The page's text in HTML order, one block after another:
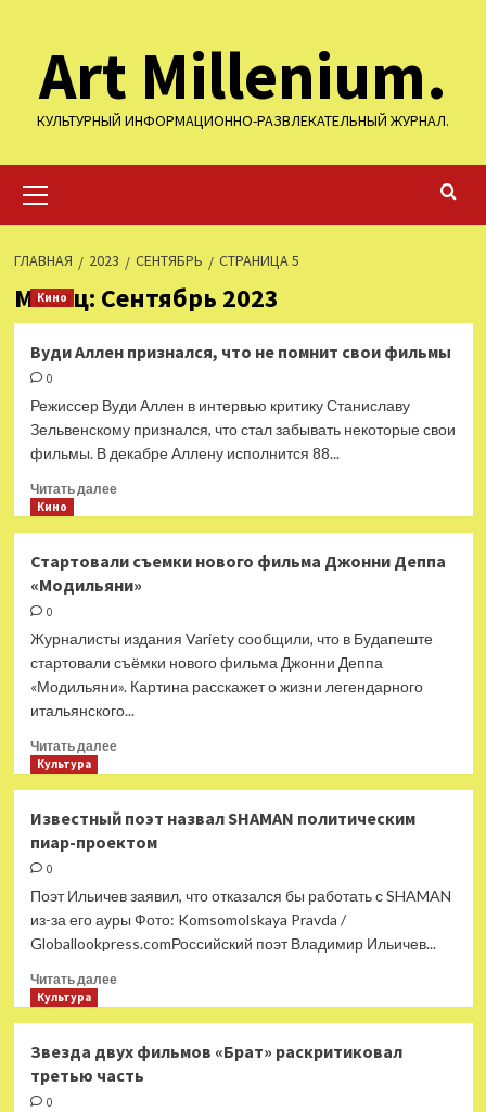
содержимому
Art Millenium.
КУЛЬТУРНЫЙ ИНФОРМАЦИОННО-РАЗВЛЕКАТЕЛЬНЫЙ ЖУРНАЛ.
меню
ГЛАВНАЯ 2023 СЕНТЯБРЬ СТРАНИЦА 5
Месяц: Сентябрь 2023
Кино
Вуди Аллен признался, что не помнит свои фильмы
0
Режиссер Вуди Аллен в интервью критику Станиславу
Зельвенскому признался, что стал забывать некоторые свои
фильмы. В декабре Аллену исполнится 88...
Читать далееПрочитать
Аллен
признался,
свои
фильмы
Кино
Стартовали съемки нового фильма Джонни Деппа
«Модильяни»
0
Журналисты издания Variety сообщили, что в Будапеште
стартовали съёмки нового фильма Джонни Деппа
«Модильяни». Картина расскажет о жизни легендарного
итальянского...
Читать далееПрочитать
съемки
нового
«Модильяни»
Культура
Известный поэт назвал SHAMAN политическим
пиар-проектом
0
Поэт Ильичев заявил, что отказался бы работать с SHAMAN
из-за его ауры Фото: Komsomolskaya Pravda /
Globallookpress.comРоссийский поэт Владимир Ильичев...
Читать далееПрочитать
поэт
назвал
Культура
Звезда двух фильмов «Брат» раскритиковал
третью часть
0